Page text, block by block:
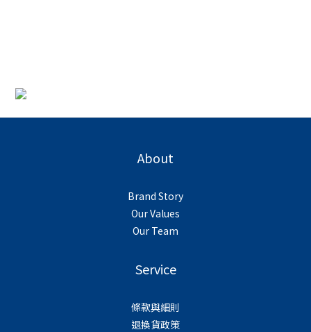
About
Brand Story
Our Values
Our Team
Service
條款與細則
退換貨政策